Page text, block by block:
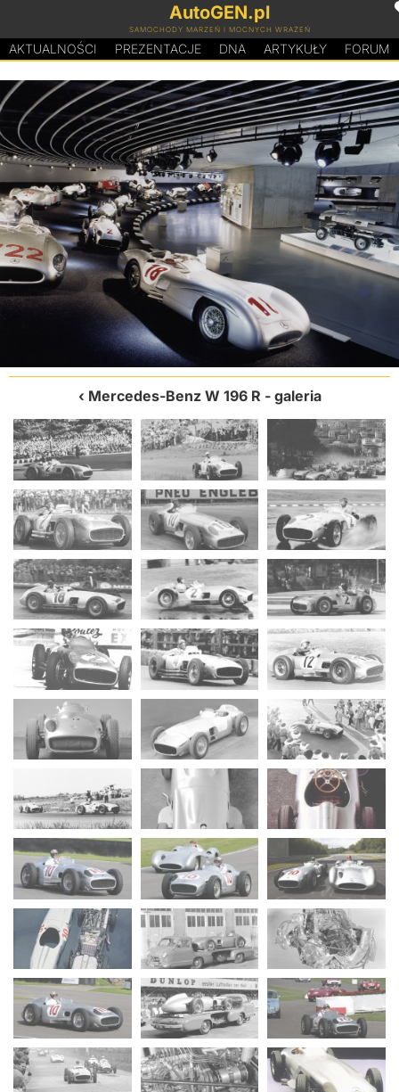
AutoGEN.pl
SAMOCHODY MARZEŃ I MOCNYCH WRAŻEŃ
AKTUALNOŚCI PREZENTACJE DNA ARTYKUŁY FORUM
Mercedes-Benz W 196 R - galeria